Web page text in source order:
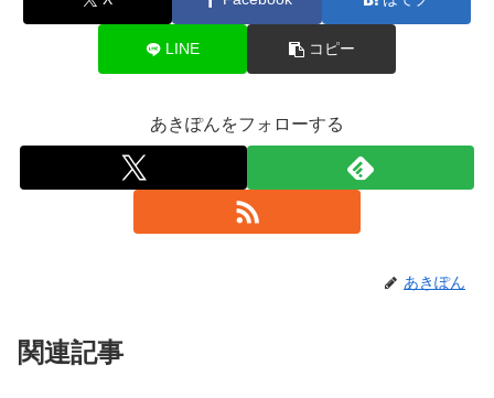
LINE コピー
あきぽんをフォローする
あきぽん
関連記事